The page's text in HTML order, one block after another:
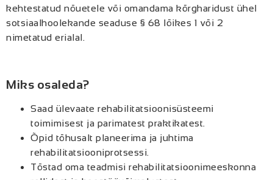
kehtestatud nõuetele või omandama kõrgharidust ühel
sotsiaalhoolekande seaduse § 68 lõikes 1 või 2
nimetatud erialal.
Miks osaleda?
Saad ülevaate rehabilitatsioonisüsteemi
toimimisest ja parimatest praktikatest.
Õpid tõhusalt planeerima ja juhtima
rehabilitatsiooniprotsessi.
Tõstad oma teadmisi rehabilitatsioonimeeskonna